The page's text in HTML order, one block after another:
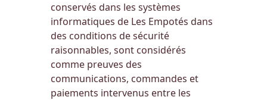
conservés dans les systèmes
informatiques de Les Empotés dans
des conditions de sécurité
raisonnables, sont considérés
comme preuves des
communications, commandes et
paiements intervenus entre les